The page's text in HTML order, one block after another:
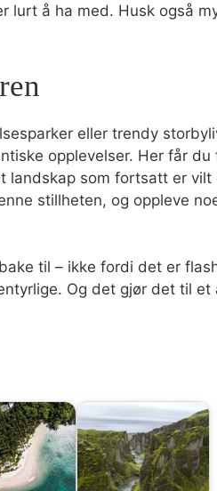
å ha med. Husk også
eller trendy
opplevelser. Her får du
landskap som fortsatt er vilt
stillheten, og oppleve
til – ikke fordi det er
Og det gjør det til et